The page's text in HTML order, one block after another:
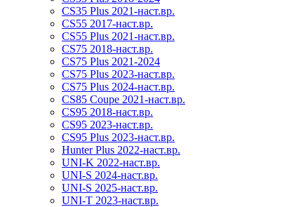
CS35 Plus 2021-наст.вр.
CS55 2017-наст.вр.
CS55 Plus 2021-наст.вр.
CS75 2018-наст.вр.
CS75 Plus 2021-2024
CS75 Plus 2023-наст.вр.
CS75 Plus 2024-наст.вр.
CS85 Coupe 2021-наст.вр.
CS95 2018-наст.вр.
CS95 2023-наст.вр.
CS95 Plus 2023-наст.вр.
Hunter Plus 2022-наст.вр.
UNI-K 2022-наст.вр.
UNI-S 2024-наст.вр.
UNI-S 2025-наст.вр.
UNI-T 2023-наст.вр.